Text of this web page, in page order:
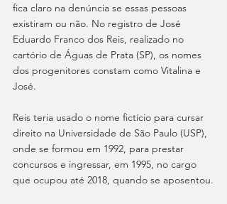
fica claro na denúncia se essas pessoas
existiram ou não. No registro de José
Eduardo Franco dos Reis, realizado no
cartório de Águas de Prata (SP), os nomes
dos progenitores constam como Vitalina e
José.
Reis teria usado o nome fictício para cursar
direito na Universidade de São Paulo (USP),
onde se formou em 1992, para prestar
concursos e ingressar, em 1995, no cargo
que ocupou até 2018, quando se aposentou.